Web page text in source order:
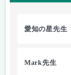
愛知の星先生
Mark先生